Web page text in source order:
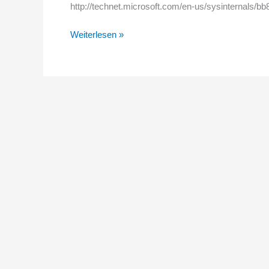
http://technet.microsoft.com/en-us/sysinternals/
Welcher
Weiterlesen »